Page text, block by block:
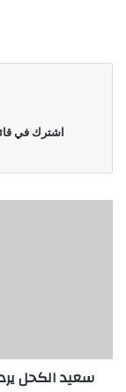
اشترك في
سعيد الكحل